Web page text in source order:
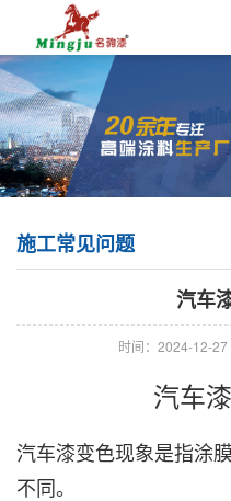
施工常见问题
汽车
时间：2024-12-
汽车
汽车漆变色现象是指涂
不同。